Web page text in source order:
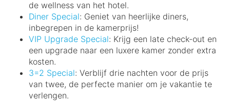
de wellness van het hotel.
Diner Special: Geniet van heerlijke diners,
inbegrepen in de kamerprijs!
VIP Upgrade Special: Krijg een late check-out en
een upgrade naar een luxere kamer zonder extra
kosten.
3=2 Special: Verblijf drie nachten voor de prijs
van twee, de perfecte manier om je vakantie te
verlengen.